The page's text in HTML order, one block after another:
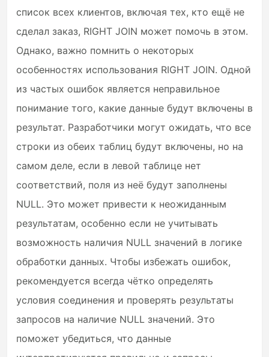
список всех клиентов, включая тех, кто ещё не
сделал заказ, RIGHT JOIN может помочь в этом.
Однако, важно помнить о некоторых
особенностях использования RIGHT JOIN. Одной
из частых ошибок является неправильное
понимание того, какие данные будут включены в
результат. Разработчики могут ожидать, что все
строки из обеих таблиц будут включены, но на
самом деле, если в левой таблице нет
соответствий, поля из неё будут заполнены
NULL. Это может привести к неожиданным
результатам, особенно если не учитывать
возможность наличия NULL значений в логике
обработки данных. Чтобы избежать ошибок,
рекомендуется всегда чётко определять
условия соединения и проверять результаты
запросов на наличие NULL значений. Это
поможет убедиться, что данные